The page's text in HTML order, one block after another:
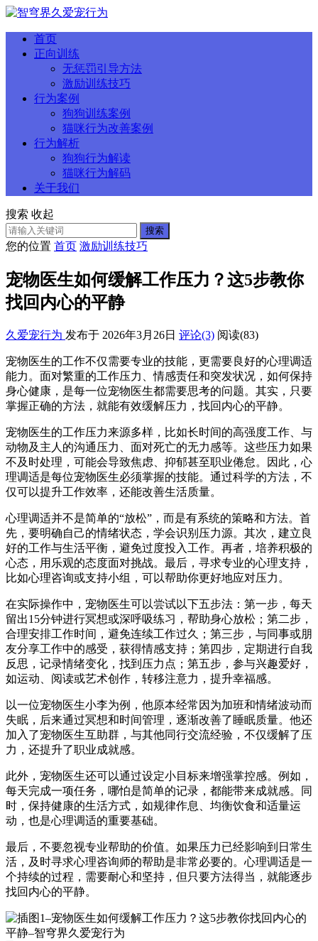
首页
正向训练
无惩罚引导方法
激励训练技巧
行为案例
狗狗训练案例
猫咪行为改善案例
行为解析
狗狗行为解读
猫咪行为解码
关于我们
搜索 收起
搜索
您的位置 首页 激励训练技巧
宠物医生如何缓解工作压力？这5步教你
找回内心的平静
久爱宠行为 发布于 2026年3月26日 评论(3) 阅读(83)
宠物医生的工作不仅需要专业的技能，更需要良好的心理调适
能力。面对繁重的工作压力、情感责任和突发状况，如何保持
身心健康，是每一位宠物医生都需要思考的问题。其实，只要
掌握正确的方法，就能有效缓解压力，找回内心的平静。
宠物医生的工作压力来源多样，比如长时间的高强度工作、与
动物及主人的沟通压力、面对死亡的无力感等。这些压力如果
不及时处理，可能会导致焦虑、抑郁甚至职业倦怠。因此，心
理调适是每位宠物医生必须掌握的技能。通过科学的方法，不
仅可以提升工作效率，还能改善生活质量。
心理调适并不是简单的“放松”，而是有系统的策略和方法。首
先，要明确自己的情绪状态，学会识别压力源。其次，建立良
好的工作与生活平衡，避免过度投入工作。再者，培养积极的
心态，用乐观的态度面对挑战。最后，寻求专业的心理支持，
比如心理咨询或支持小组，可以帮助你更好地应对压力。
在实际操作中，宠物医生可以尝试以下五步法：第一步，每天
留出15分钟进行冥想或深呼吸练习，帮助身心放松；第二步，
合理安排工作时间，避免连续工作过久；第三步，与同事或朋
友分享工作中的感受，获得情感支持；第四步，定期进行自我
反思，记录情绪变化，找到压力点；第五步，参与兴趣爱好，
如运动、阅读或艺术创作，转移注意力，提升幸福感。
以一位宠物医生小李为例，他原本经常因为加班和情绪波动而
失眠，后来通过冥想和时间管理，逐渐改善了睡眠质量。他还
加入了宠物医生互助群，与其他同行交流经验，不仅缓解了压
力，还提升了职业成就感。
此外，宠物医生还可以通过设定小目标来增强掌控感。例如，
每天完成一项任务，哪怕是简单的记录，都能带来成就感。同
时，保持健康的生活方式，如规律作息、均衡饮食和适量运
动，也是心理调适的重要基础。
最后，不要忽视专业帮助的价值。如果压力已经影响到日常生
活，及时寻求心理咨询师的帮助是非常必要的。心理调适是一
个持续的过程，需要耐心和坚持，但只要方法得当，就能逐步
找回内心的平静。